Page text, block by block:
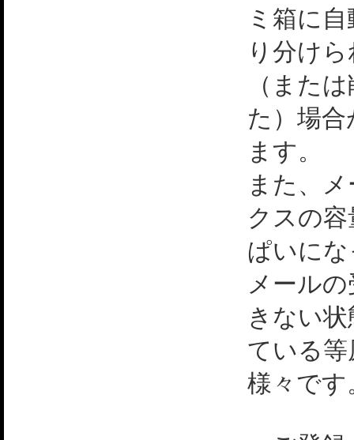
ミ箱に
り分け
（また
た）場
ます。
また、
クスの
ぱいに
メール
きない
ている
様々です